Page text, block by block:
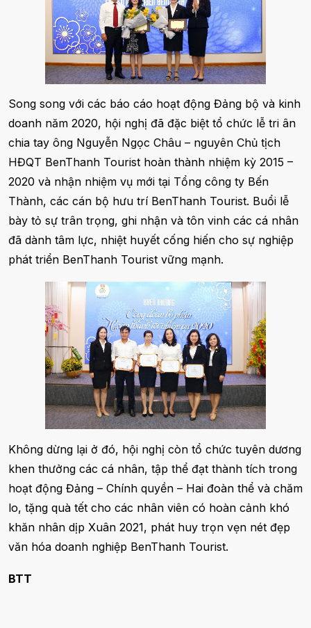
Song song với các báo cáo hoạt động Đảng bộ và kinh
doanh năm 2020, hội nghị đã đặc biệt tổ chức lễ tri ân
chia tay ông Nguyễn Ngọc Châu – nguyên Chủ tịch
HĐQT BenThanh Tourist hoàn thành nhiệm kỳ 2015 –
2020 và nhận nhiệm vụ mới tại Tổng công ty Bến
Thành, các cán bộ hưu trí BenThanh Tourist. Buổi lễ
bày tỏ sự trân trọng, ghi nhận và tôn vinh các cá nhân
đã dành tâm lực, nhiệt huyết cống hiến cho sự nghiệp
phát triển BenThanh Tourist vững mạnh.
Không dừng lại ở đó, hội nghị còn tổ chức tuyên dương
khen thưởng các cá nhân, tập thể đạt thành tích trong
hoạt động Đảng – Chính quyền – Hai đoàn thể và chăm
lo, tặng quà tết cho các nhân viên có hoàn cảnh khó
khăn nhân dịp Xuân 2021, phát huy trọn vẹn nét đẹp
văn hóa doanh nghiệp BenThanh Tourist.
BTT